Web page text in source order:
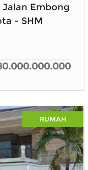
Jalan Embong
- SHM
RUMAH